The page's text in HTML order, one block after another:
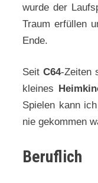
wurde der
Traum erfüllen
Ende.
SeitC64-Zeiten
kleines
Spielen kann
nie gekommen
Beruflich